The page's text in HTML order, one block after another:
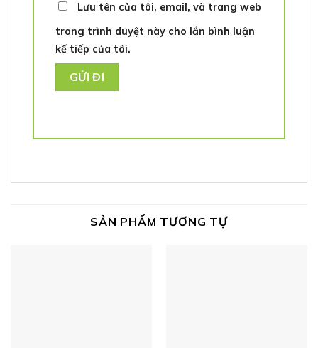
Lưu tên của tôi, email, và trang web
trong trình duyệt này cho lần bình luận
kế tiếp của tôi.
SẢN PHẨM TƯƠNG TỰ